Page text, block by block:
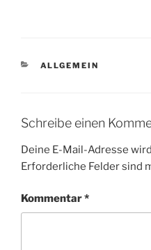
KATEGORIEN
ALLGEMEIN
Schreibe einen
Deine E-Mail-Adresse
Erforderliche Felder sind
Kommentar*